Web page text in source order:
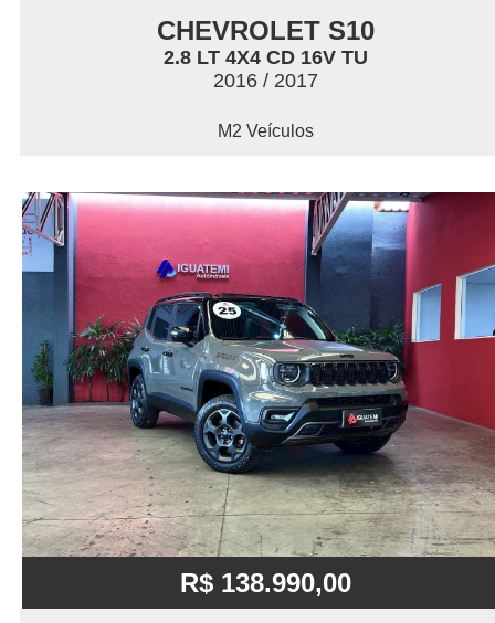
CHEVROLET S10
2.8 LT 4X4 CD 16V TU
2016 / 2017
M2 Veículos
R$ 138.990,00